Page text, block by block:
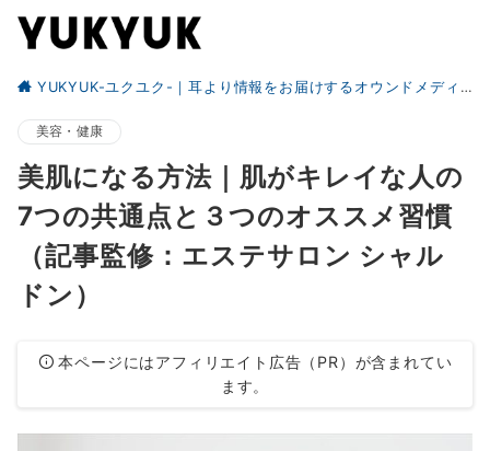
YUKYUK-ユクユク-｜耳より情報をお届けするオウンドメディア
美容・健康
美肌になる方法｜肌がキレイな人の
7つの共通点と３つのオススメ習慣
（記事監修：エステサロン シャル
ドン）
本ページにはアフィリエイト広告（PR）が含まれてい
ます。